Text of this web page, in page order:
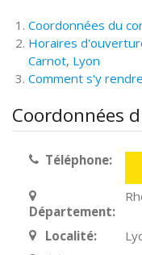
Coordonnées du
Horaires
Carnot, Lyon
Comment s'y rendre
Coordonnées
Téléphone:
Département:
Localité: